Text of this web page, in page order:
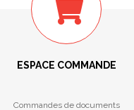
ESPACE COMMANDE
Commandes de documents